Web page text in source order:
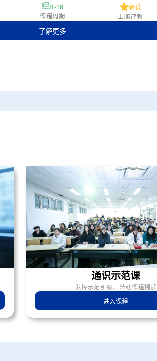
1-16
课程周期
新课
上期评教
了解更多
通识示范课
发挥示范引领、带动课程提质
进入课程